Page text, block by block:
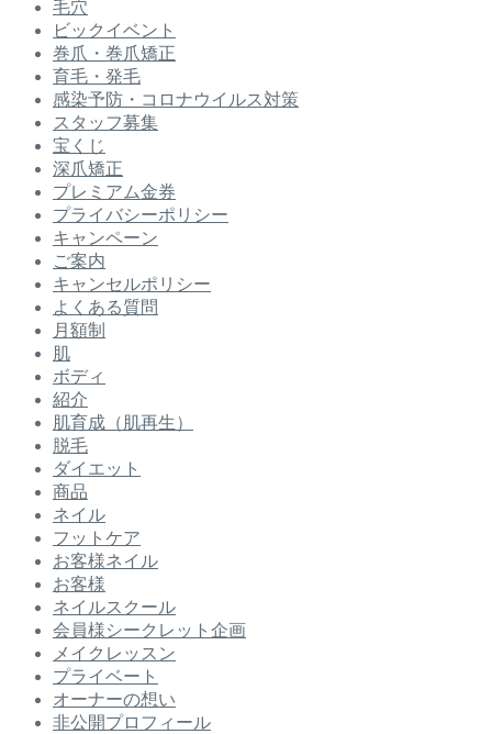
毛穴
ビックイベント
巻爪・巻爪矯正
育毛・発毛
感染予防・コロナウイルス対策
スタッフ募集
宝くじ
深爪矯正
プレミアム金券
プライバシーポリシー
キャンペーン
ご案内
キャンセルポリシー
よくある質問
月額制
肌
ボディ
紹介
肌育成（肌再生）
脱毛
ダイエット
商品
ネイル
フットケア
お客様ネイル
お客様
ネイルスクール
会員様シークレット企画
メイクレッスン
プライベート
オーナーの想い
非公開プロフィール